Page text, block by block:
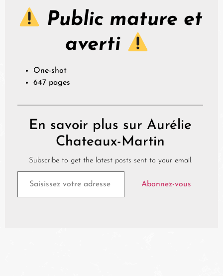
Public mature et
averti
One-shot
647 pages
En savoir plus sur Aurélie
Chateaux-Martin
Subscribe to get the latest posts sent to your email.
Abonnez-vous